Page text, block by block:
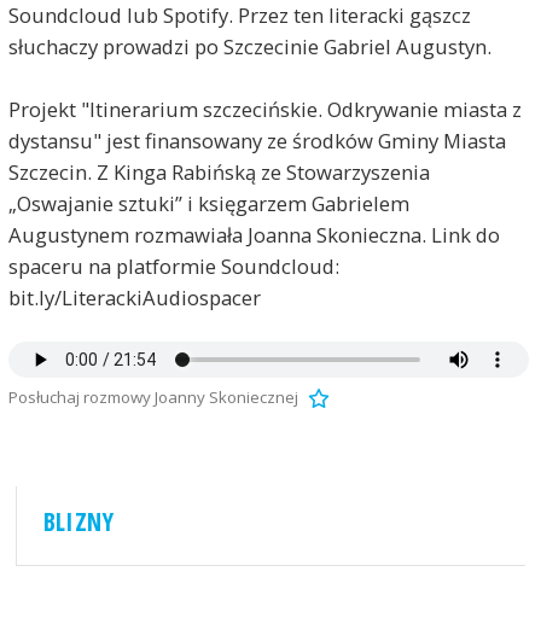
Soundcloud lub Spotify. Przez ten literacki gąszcz
słuchaczy prowadzi po Szczecinie Gabriel Augustyn.
Projekt "Itinerarium szczecińskie. Odkrywanie miasta z
dystansu" jest finansowany ze środków Gminy Miasta
Szczecin. Z Kinga Rabińską ze Stowarzyszenia
„Oswajanie sztuki” i księgarzem Gabrielem
Augustynem rozmawiała Joanna Skonieczna. Link do
spaceru na platformie Soundcloud:
bit.ly/LiterackiAudiospacer
Posłuchaj rozmowy Joanny Skoniecznej
BLIZNY